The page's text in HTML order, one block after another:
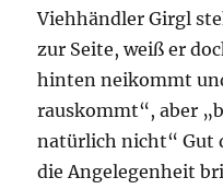
Viehhändler Girgl
zur Seite, weiß er
hinten neikommt
rauskommt“, aber
natürlich nicht“ Gut
die Angelegenheit